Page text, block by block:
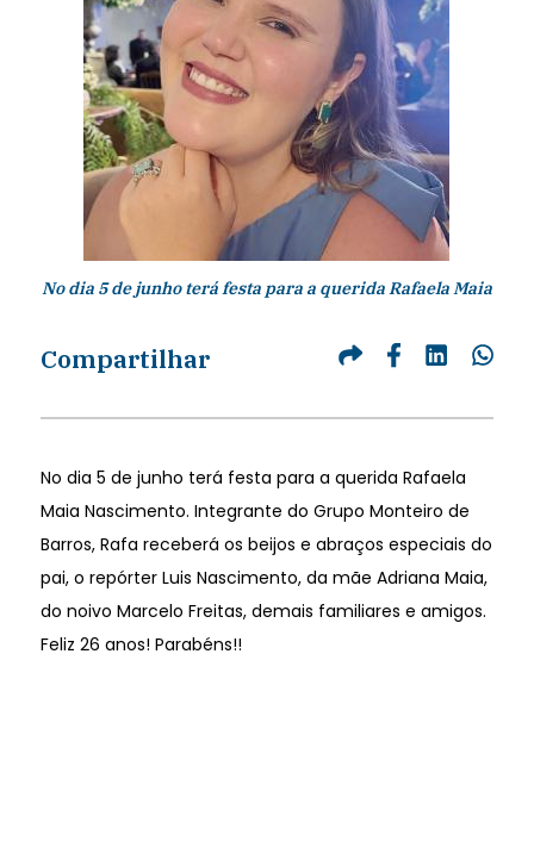
No dia 5 de junho terá festa para a querida Rafaela Maia
Compartilhar
No dia 5 de junho terá festa para a querida Rafaela
Maia Nascimento. Integrante do Grupo Monteiro de
Barros, Rafa receberá os beijos e abraços especiais do
pai, o repórter Luis Nascimento, da mãe Adriana Maia,
do noivo Marcelo Freitas, demais familiares e amigos.
Feliz 26 anos! Parabéns!!